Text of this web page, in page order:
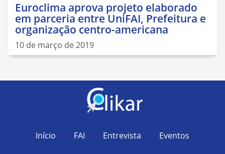
Euroclima aprova projeto elaborado
em parceria entre UniFAI, Prefeitura e
organização centro-americana
10 de março de 2019
Início FAI Entrevista
Eventos